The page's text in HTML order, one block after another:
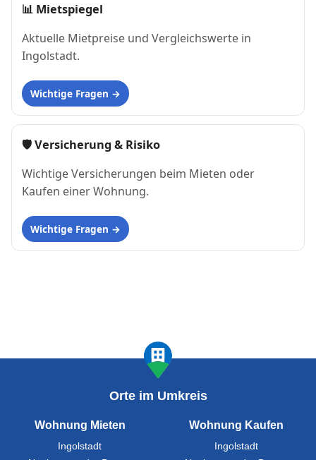
📊 Mietspiegel
Aktuelle Mietpreise und Vergleichswerte in
Ingolstadt.
Wichtige Fragen
🛡 Versicherung & Risiko
Wichtige Versicherungen beim Mieten oder
Kaufen einer Wohnung.
Wichtige Fragen
Orte im Umkreis
Wohnung Mieten
Ingolstadt
Wohnung Kaufen
Ingolstadt